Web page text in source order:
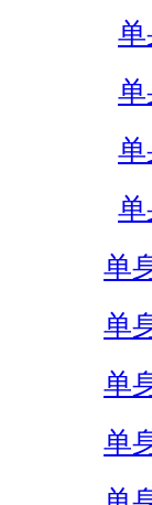
单
单
单
单
单